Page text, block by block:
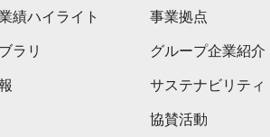
績ハイライト
ラリ
事業拠点
グループ企業紹介
サステナビリティ
協賛活動